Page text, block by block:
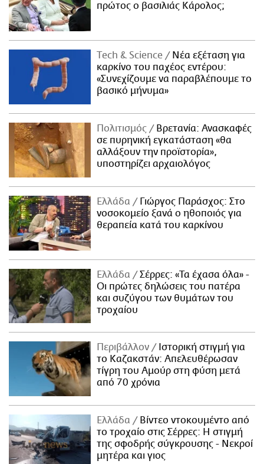
πρώτος ο βασιλιάς Κάρολος;
Τech & Science
Νέα εξέταση για
καρκίνο του παχέος εντέρου:
«Συνεχίζουμε να παραβλέπουμε το
βασικό μήνυμα»
Πολιτισμός
Βρετανία: Ανασκαφές
σε πυρηνική εγκατάσταση «θα
αλλάξουν την προϊστορία»,
υποστηρίζει αρχαιολόγος
Ελλάδα
Γιώργος Παράσχος: Στο
νοσοκομείο ξανά ο ηθοποιός για
θεραπεία κατά του καρκίνου
Ελλάδα
Σέρρες: «Τα έχασα όλα» -
Οι πρώτες δηλώσεις του πατέρα
και συζύγου των θυμάτων του
τροχαίου
Περιβάλλον
Ιστορική στιγμή για
το Καζακστάν: Απελευθέρωσαν
τίγρη του Αμούρ στη φύση μετά
από 70 χρόνια
Ελλάδα
Βίντεο ντοκουμέντο από
το τροχαίο στις Σέρρες: Η στιγμή
της σφοδρής σύγκρουσης - Νεκροί
μητέρα και γιος